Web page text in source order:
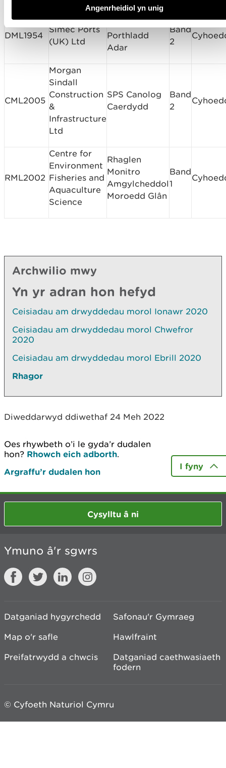
Angenrheidiol yn unig
DML1954
Simec Ports
(UK) Ltd
Porthladd
Adar
Band
2
CML2005
Morgan
Sindall
Construction
&
Infrastructure
Ltd
SPS Canolog
Caerdydd
Band
2
RML2002
Centre for
Environment
Fisheries and
Aquaculture
Science
Rhaglen
Monitro
Amgylcheddol
Moroedd Glân
Band
1
Archwilio mwy
Yn yr adran hon hefyd
Ceisiadau am drwyddedau morol Ionawr 2020
Ceisiadau am drwyddedau morol Chwefror
2020
Ceisiadau am drwyddedau morol Ebrill 2020
Rhagor
Diweddarwyd ddiwethaf 24 Meh 2022
Oes rhywbeth o’i le gyda’r dudalen
hon? Rhowch eich adborth.
Argraffu’r dudalen hon
I fyny
Cysylltu â ni
Ymuno â'r sgwrs
Datganiad hygyrchedd
Safonau'r Gymraeg
Map o'r safle
Hawlfraint
Preifatrwydd a chwcis
Datganiad caethwasiaeth
fodern
© Cyfoeth Naturiol Cymru